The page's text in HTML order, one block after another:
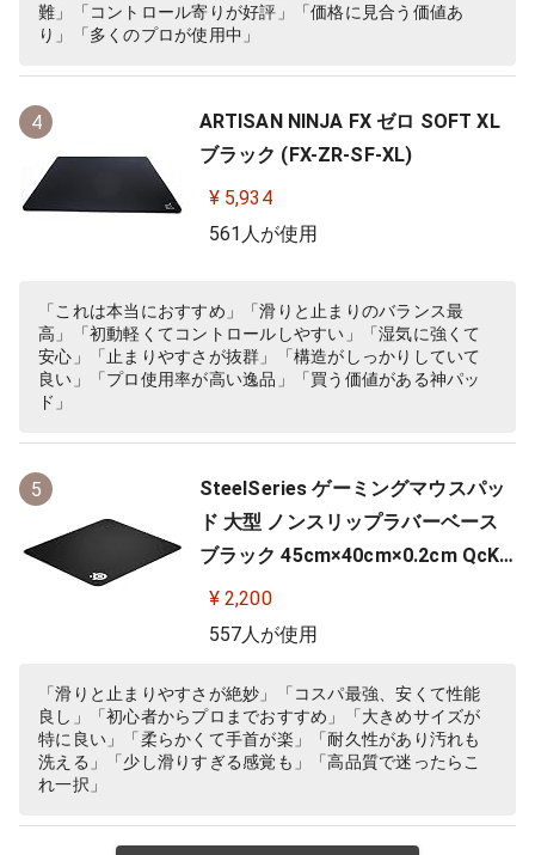
難」「コントロール寄りが好評」「価格に見合う価値あ
り」「多くのプロが使用中」
4
ARTISAN NINJA FX ゼロ SOFT XL
ブラック (FX-ZR-SF-XL)
¥ 5,934
561人が使用
「これは本当におすすめ」「滑りと止まりのバランス最
高」「初動軽くてコントロールしやすい」「湿気に強くて
安心」「止まりやすさが抜群」「構造がしっかりしていて
良い」「プロ使用率が高い逸品」「買う価値がある神パッ
ド」
5
SteelSeries ゲーミングマウスパッ
ド 大型 ノンスリップラバーベース
ブラック 45cm×40cm×0.2cm QcK
+ 63003
¥ 2,200
557人が使用
「滑りと止まりやすさが絶妙」「コスパ最強、安くて性能
良し」「初心者からプロまでおすすめ」「大きめサイズが
特に良い」「柔らかくて手首が楽」「耐久性があり汚れも
洗える」「少し滑りすぎる感覚も」「高品質で迷ったらこ
れ一択」